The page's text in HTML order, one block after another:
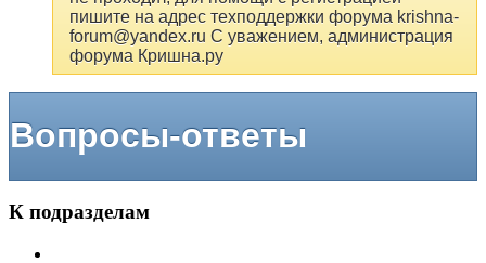
пишите на адрес техподдержки форума krishna-
forum@yandex.ru С уважением, администрация
форума Кришна.ру
Вопросы-ответы
К подразделам